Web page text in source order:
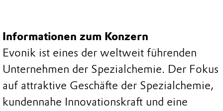
Informationen zum Konzern
Evonik ist eines der weltweit führenden
Unternehmen der Spezialchemie. Der Fokus
auf attraktive Geschäfte der Spezialchemie,
kundennahe Innovationskraft und eine